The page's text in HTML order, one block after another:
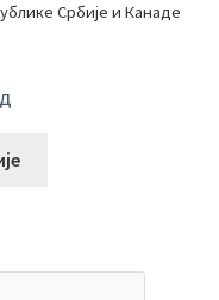
Србије и Канаде